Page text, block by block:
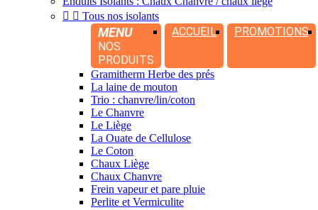
  Tous nos isolants
MENU
NOS
PRODUITS
ACCUEIL PROMOTIONS
Gramitherm Herbe des prés
La laine de mouton
Trio : chanvre/lin/coton
Le Chanvre
Le Liège
La Ouate de Cellulose
Le Coton
Chaux Liège
Chaux Chanvre
Frein vapeur et pare pluie
Perlite et Vermiculite